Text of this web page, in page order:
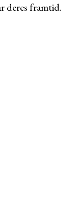
deres framtid.